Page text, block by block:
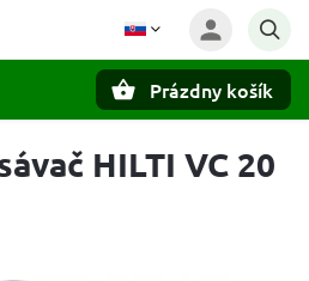
Prázdny košík
HILTI VC 20